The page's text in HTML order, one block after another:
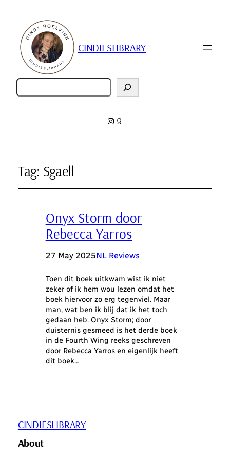
CINDIESLIBRARY
Zoeken
Instagram
Goodreads
Tag: Sgaell
Onyx Storm door
Rebecca Yarros
27 May 2025NL Reviews
Toen dit boek uitkwam wist ik niet
zeker of ik hem wou lezen omdat het
boek hiervoor zo erg tegenviel. Maar
man, wat ben ik blij dat ik het toch
gedaan heb. Onyx Storm; door
duisternis gesmeed is het derde boek
in de Fourth Wing reeks geschreven
door Rebecca Yarros en eigenlijk heeft
dit boek…
CINDIESLIBRARY
About